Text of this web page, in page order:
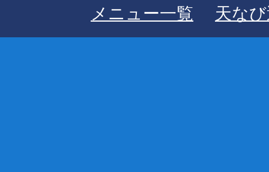
メニュー一覧
天な